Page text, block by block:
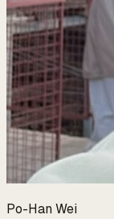
Po-Han Wei